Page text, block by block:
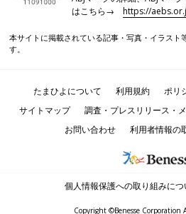
はこちら→https://
本サイトに掲載されている記事・写真・イラスト
す。
たまひよについて 利用規約 ポリ
サイトマップ
調査・プレスリリース・
お問い合わせ
利用者情報の
個人情報保護への取り組みにつ
Copyright ©Benesse Corporation